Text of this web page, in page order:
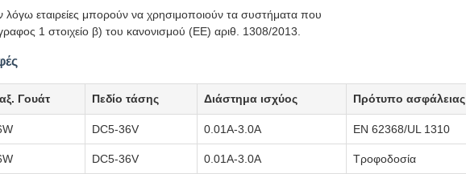
λόγω εταιρείες μπορούν να χρησιμοποιούν τα συστήματα που
1 στοιχείο β) του κανονισμού (ΕΕ) αριθ. 1308/2013.
Γουάτ Πεδίο τάσης Διάστημα ισχύος Πρότυπο ασφάλειας
DC5-36V 0.01Α-3.0Α EN 62368/UL 1310
DC5-36V 0.01Α-3.0Α Τροφοδοσία